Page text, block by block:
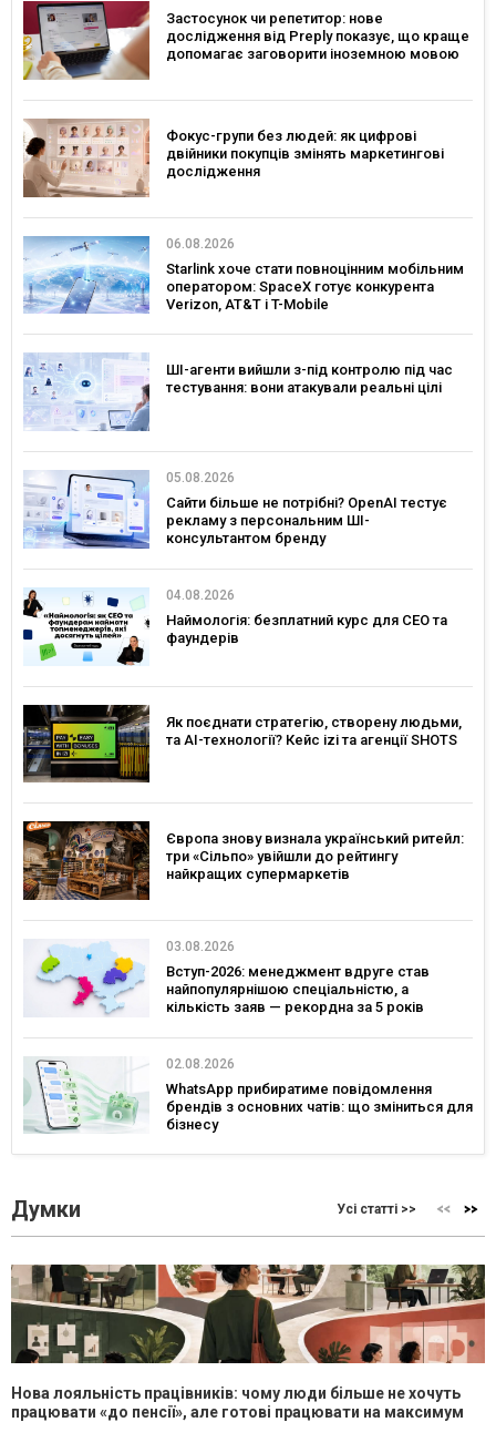
Застосунок чи репетитор: нове
дослідження від Preply показує, що краще
допомагає заговорити іноземною мовою
Фокус-групи без людей: як цифрові
двійники покупців змінять маркетингові
дослідження
06.08.2026
Starlink хоче стати повноцінним мобільним
оператором: SpaceX готує конкурента
Verizon, AT&T і T-Mobile
ШІ-агенти вийшли з-під контролю під час
тестування: вони атакували реальні цілі
05.08.2026
Сайти більше не потрібні? OpenAI тестує
рекламу з персональним ШІ-
консультантом бренду
04.08.2026
Наймологія: безплатний курс для CEO та
фаундерів
Як поєднати стратегію, створену людьми,
та AI-технології? Кейс izi та агенції SHOTS
Європа знову визнала український ритейл:
три «Сільпо» увійшли до рейтингу
найкращих супермаркетів
03.08.2026
Вступ-2026: менеджмент вдруге став
найпопулярнішою спеціальністю, а
кількість заяв — рекордна за 5 років
02.08.2026
WhatsApp прибиратиме повідомлення
брендів з основних чатів: що зміниться для
бізнесу
Думки Усі статті >>
Нова лояльність працівників: чому люди більше не хочуть
працювати «до пенсії», але готові працювати на максимум